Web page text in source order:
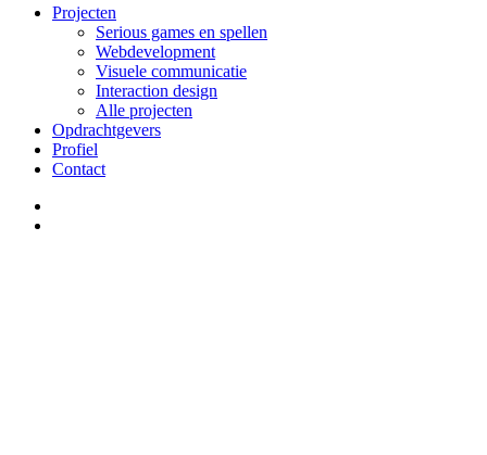
Close
Projecten
Serious games en spellen
Webdevelopment
Visuele communicatie
Interaction design
Alle projecten
Opdrachtgevers
Profiel
Contact